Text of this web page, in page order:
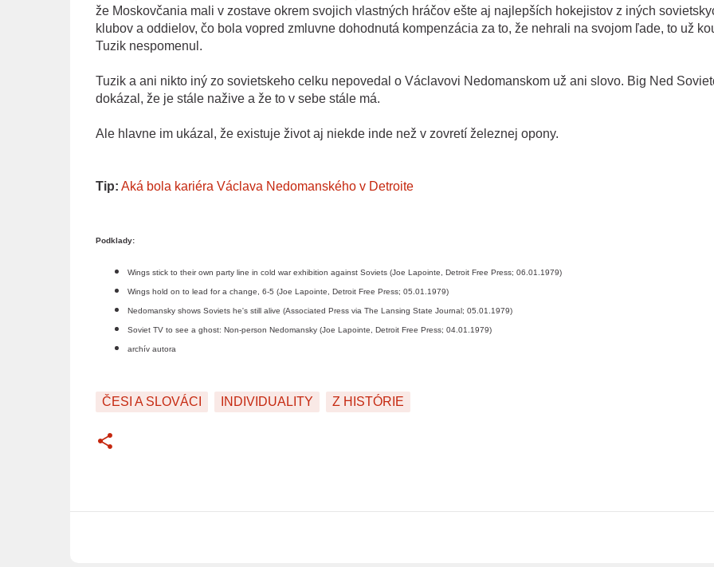
že Moskovčania mali v zostave okrem svojich vlastných hráčov ešte aj najlepších hokejistov z iných
klubov a oddielov, čo bola vopred zmluvne dohodnutá kompenzácia za to, že nehrali na svojom ľade, to už
Tuzik nespomenul.
Tuzik a ani nikto iný zo sovietskeho celku nepovedal o Václavovi Nedomanskom už ani slovo. Big Ned
dokázal, že je stále nažive a že to v sebe stále má.
Ale hlavne im ukázal, že existuje život aj niekde inde než v zovretí železnej opony.
Tip: Aká bola kariéra Václava Nedomanského v Detroite
Podklady:
Wings stick to their own party line in cold war exhibition against Soviets (Joe Lapointe, Detroit Free Press; 06.01.1979)
Wings hold on to lead for a change, 6-5 (Joe Lapointe, Detroit Free Press; 05.01.1979)
Nedomansky shows Soviets he's still alive (Associated Press via The Lansing State Journal; 05.01.1979)
Soviet TV to see a ghost: Non-person Nedomansky (Joe Lapointe, Detroit Free Press; 04.01.1979)
archív autora
ČESI A SLOVÁCI INDIVIDUALITY Z HISTÓRIE